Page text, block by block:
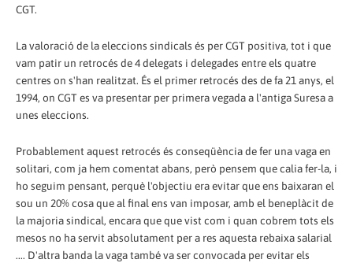
CGT.
La valoració de la eleccions sindicals és per CGT positiva, tot i que
vam patir un retrocés de 4 delegats i delegades entre els quatre
centres on s'han realitzat. És el primer retrocés des de fa 21 anys, el
1994, on CGT es va presentar per primera vegada a l'antiga Suresa a
unes eleccions.
Probablement aquest retrocés és conseqüència de fer una vaga en
solitari, com ja hem comentat abans, però pensem que calia fer-la, i
ho seguim pensant, perquè l'objectiu era evitar que ens baixaran el
sou un 20% cosa que al final ens van imposar, amb el beneplàcit de
la majoria sindical, encara que que vist com i quan cobrem tots els
mesos no ha servit absolutament per a res aquesta rebaixa salarial
.... D'altra banda la vaga també va ser convocada per evitar els